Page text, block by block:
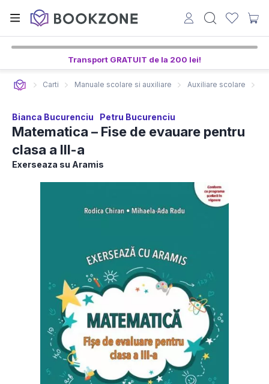
Transport GRATUIT de la 200 lei!
Carti Manuale scolare si auxiliare Auxiliare scolare
Bianca Bucurenciu Petru Bucurenciu
Matematica – Fise de evauare pentru
clasa a III-a
Exerseaza su Aramis